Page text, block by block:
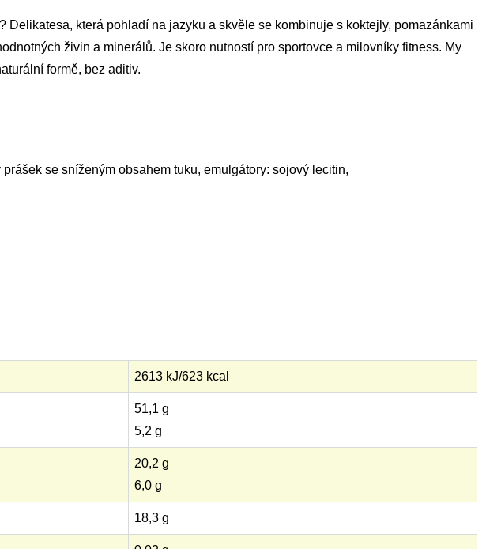
která pohladí na jazyku a skvěle se kombinuje s koktejly, pomazánkami
živin a minerálů. Je skoro nutností pro sportovce a milovníky fitness. My
formě, bez aditiv.
se sníženým obsahem tuku, emulgátory: sojový lecitin,
2613 kJ/623 kcal
51,1 g
5,2 g
20,2 g
6,0 g
18,3 g